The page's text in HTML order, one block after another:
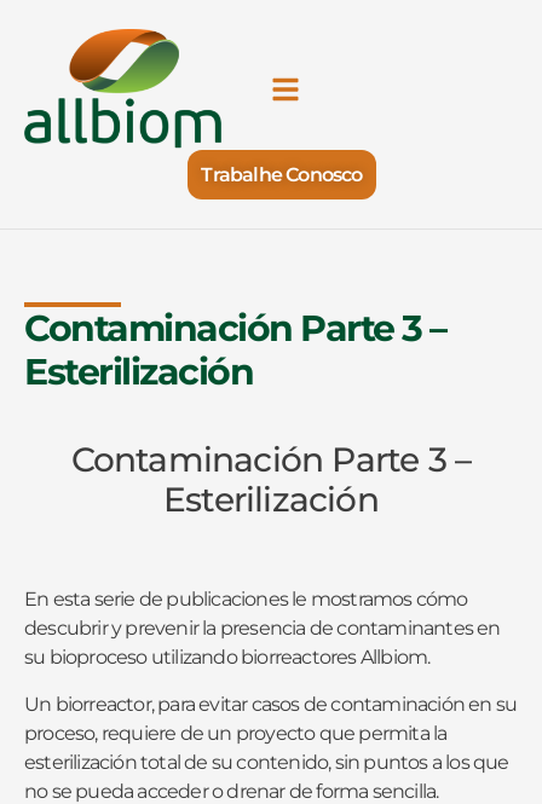
Trabalhe Conosco
Contaminación Parte 3 –
Esterilización
Contaminación Parte 3 –
Esterilización
En esta serie de publicaciones le mostramos cómo
descubrir y prevenir la presencia de contaminantes en
su bioproceso utilizando biorreactores Allbiom.
Un biorreactor, para evitar casos de contaminación en su
proceso, requiere de un proyecto que permita la
esterilización total de su contenido, sin puntos a los que
no se pueda acceder o drenar de forma sencilla.